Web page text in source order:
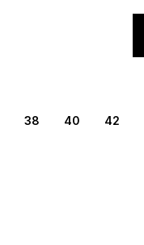
38 40 42